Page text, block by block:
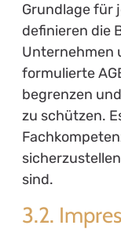
Grundlage für
definieren die
Unternehmen
formulierte
begrenzen
zu schützen.
sind.
3.2.